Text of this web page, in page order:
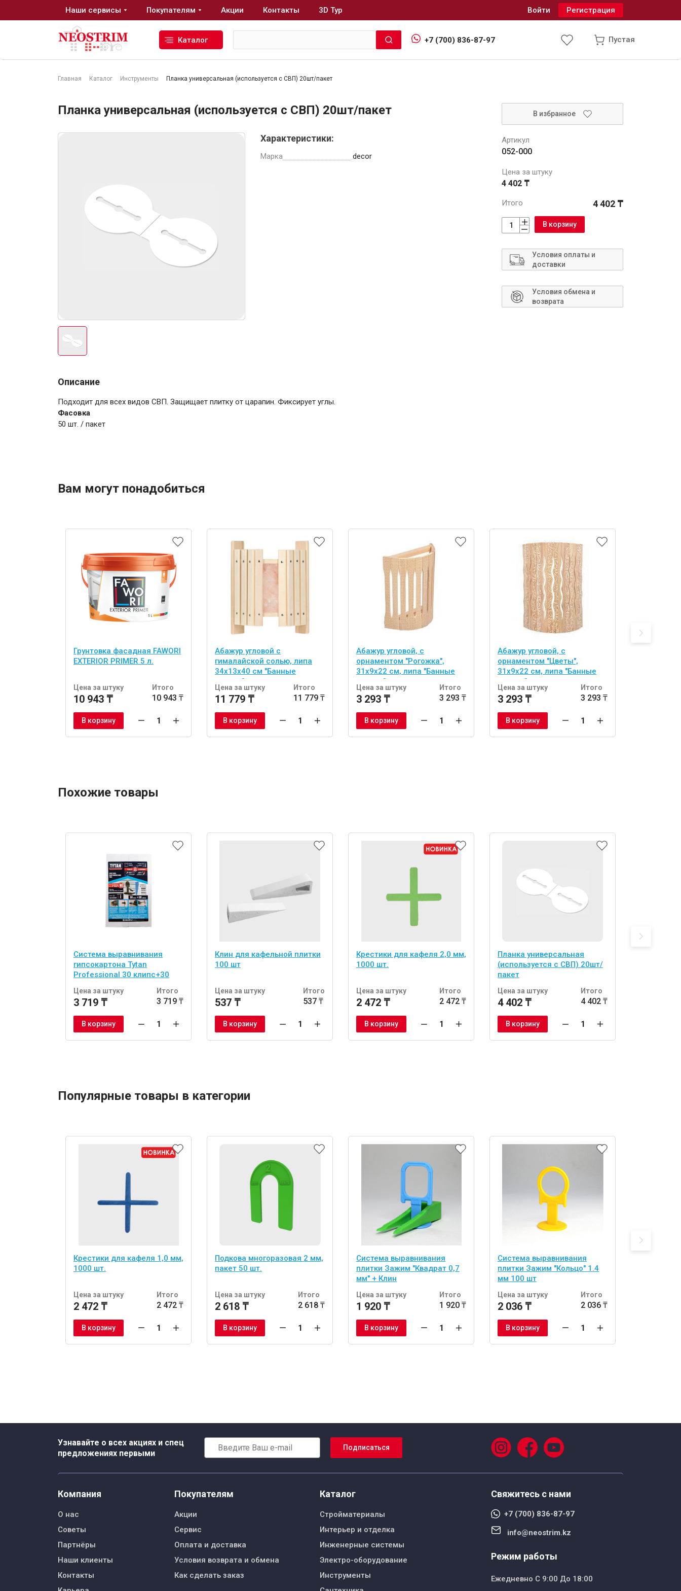
Главная Каталог Инструменты Планка универсальная (используется с СВП) 20шт/пакет
Планка универсальная (используется с СВП) 20шт/пакет
Характеристики:
Марка decor
В избранное
Артикул
052-000
Цена за штуку
4 402 ₸
Итого 4 402 ₸
В корзину
Условия оплаты и
доставки
Условия обмена и
возврата
Описание
Подходит для всех видов СВП. Защищает плитку от царапин. Фиксирует углы.
Фасовка
50 шт. / пакет
Вам могут понадобиться
Грунтовка фасадная FAWORI
EXTERIOR PRIMER 5 л.
Цена за штуку
10 943 ₸
Итого
10 943 ₸
В корзину
Абажур угловой с
гималайской солью, липа
34х13х40 см "Банные
штучки"
Цена за штуку
11 779 ₸
Итого
11 779 ₸
В корзину
Абажур угловой, с
орнаментом "Рогожка",
31х9х22 см, липа "Банные
штучки"
Цена за штуку
3 293 ₸
Итого
3 293 ₸
В корзину
Абажур угловой, с
орнаментом "Цветы",
31х9х22 см, липа "Банные
штучки"
Цена за штуку
3 293 ₸
Итого
3 293 ₸
В корзину
Похожие товары
Система выравнивания
гипсокартона Tytan
Professional 30 клипс+30
Цена за штуку
3 719 ₸
Итого
3 719 ₸
В корзину
Клин для кафельной плитки
100 шт
Цена за штуку
537 ₸
Итого
537 ₸
В корзину
Крестики для кафеля 2,0 мм,
1000 шт.
Цена за штуку
2 472 ₸
Итого
2 472 ₸
В корзину
Планка универсальная
(используется с СВП) 20шт/
пакет
Цена за штуку
4 402 ₸
Итого
4 402 ₸
В корзину
Популярные товары в категории
Крестики для кафеля 1,0 мм,
1000 шт.
Цена за штуку
2 472 ₸
Итого
2 472 ₸
В корзину
Подкова многоразовая 2 мм,
пакет 50 шт.
Цена за штуку
2 618 ₸
Итого
2 618 ₸
В корзину
Система выравнивания
плитки Зажим "Квадрат 0,7
мм" + Клин
Цена за штуку
1 920 ₸
Итого
1 920 ₸
В корзину
Система выравнивания
плитки Зажим "Кольцо" 1.4
мм 100 шт
Цена за штуку
2 036 ₸
Итого
2 036 ₸
В корзину
Узнавайте о всех акциях и спец
предложениях первыми
Подписаться
Компания
О нас
Советы
Партнёры
Наши клиенты
Контакты
Покупателям
Акции
Сервис
Оплата и доставка
Условия возврата и обмена
Как сделать заказ
Каталог
Стройматериалы
Интерьер и отделка
Инженерные системы
Электро-оборудование
Инструменты
Свяжитесь с нами
+7 (700) 836-87-97
info@neostrim.kz
Режим работы
Ежедневно С 9:00 До 18:00
Наши сервисы Покупателям Акции Контакты 3D Тур Войти Регистрация
Каталог +7 (700) 836-87-97 Пустая
Герметики
Клеи, жидкие гвозди
Водоснабжение и водоотведение
Электро-оборудование Сантехника
Анкеры
Монтажные ленты